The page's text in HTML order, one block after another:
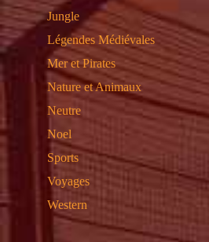
Jungle
Légendes Médiévales
Mer et Pirates
Nature et Animaux
Neutre
Noel
Sports
Voyages
Western